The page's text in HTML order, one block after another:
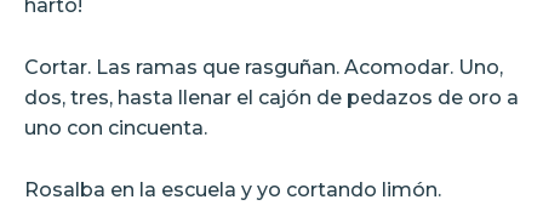
harto!
Cortar. Las ramas que rasguñan. Acomodar. Uno,
dos, tres, hasta llenar el cajón de pedazos de oro a
uno con cincuenta.
Rosalba en la escuela y yo cortando limón.